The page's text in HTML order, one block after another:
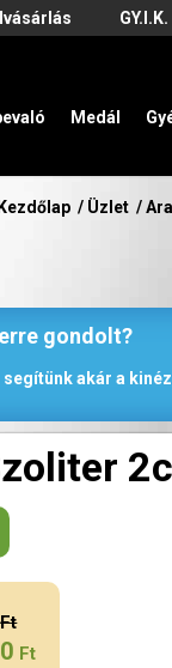
GY.I.K.
Medál
Kezdőlap / Üzlet /
gondolt?
akár a
FtOriginal
price
Ft